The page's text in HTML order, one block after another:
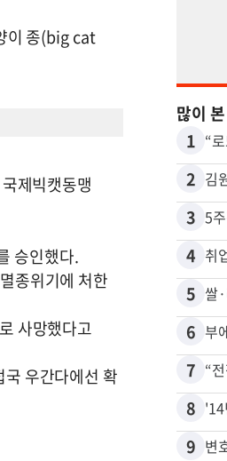
이 종(big cat
제빅캣동맹
승인했다.
종위기에 처한
사망했다고
우간다에선 확
많이
1
2 김
3 5
4 취
5
6
7
8
9